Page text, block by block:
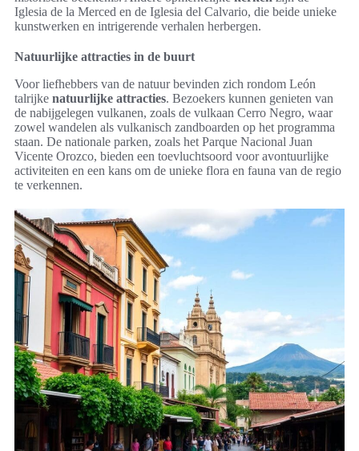
Iglesia de la Merced en de Iglesia del Calvario, die beide unieke
kunstwerken en intrigerende verhalen herbergen.
Natuurlijke attracties in de buurt
Voor liefhebbers van de natuur bevinden zich rondom León
talrijke natuurlijke attracties. Bezoekers kunnen genieten van
de nabijgelegen vulkanen, zoals de vulkaan Cerro Negro, waar
zowel wandelen als vulkanisch zandboarden op het programma
staan. De nationale parken, zoals het Parque Nacional Juan
Vicente Orozco, bieden een toevluchtsoord voor avontuurlijke
activiteiten en een kans om de unieke flora en fauna van de regio
te verkennen.